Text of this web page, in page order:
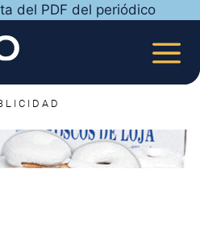
del PDF del periódico